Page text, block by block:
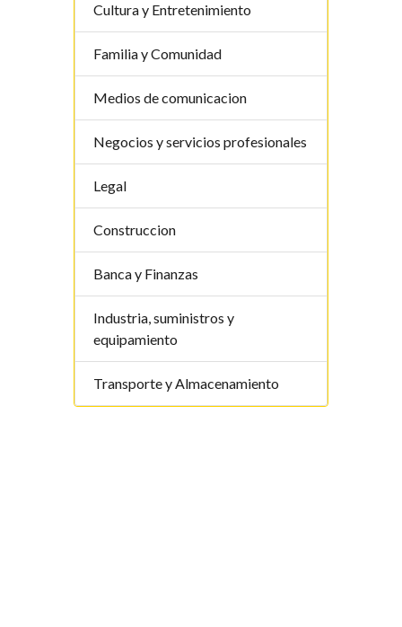
Cultura y Entretenimiento
Familia y Comunidad
Medios de comunicacion
Negocios y servicios profesionales
Legal
Construccion
Banca y Finanzas
Industria, suministros y
equipamiento
Transporte y Almacenamiento